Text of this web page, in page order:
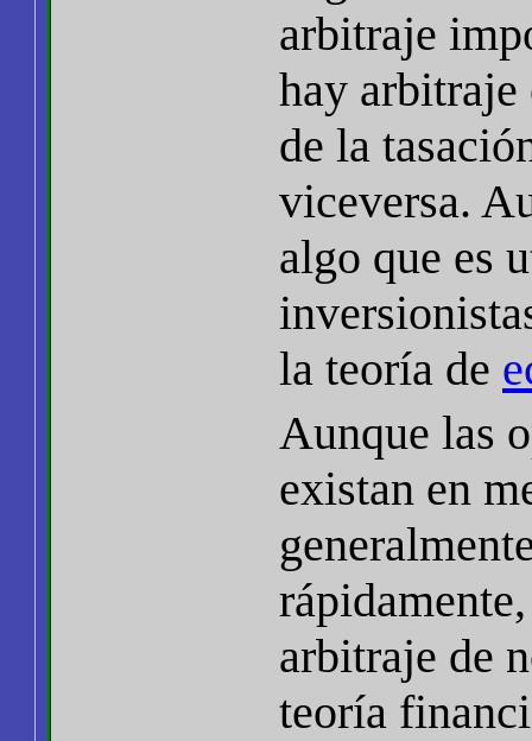
arbitraje
hay arbitraje
de la
viceversa.
algo que es
la teoría de
Aunque las
existan en
arbitraje de
teoría